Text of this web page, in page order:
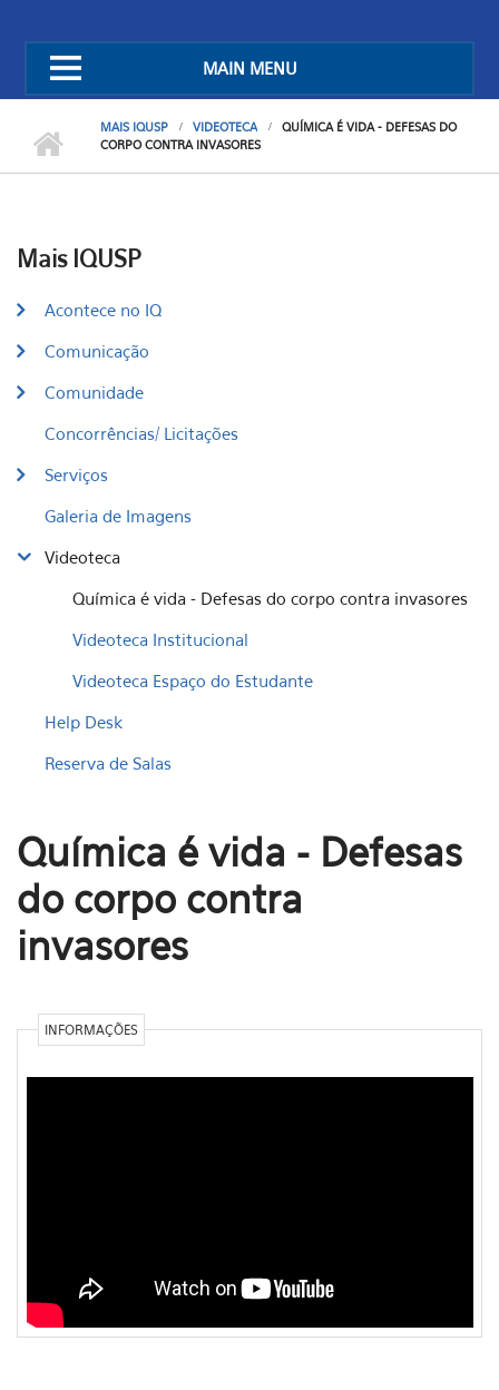
MAIN MENU
MAIS IQUSP VIDEOTECA
QUÍMICA É VIDA - DEFESAS DO
CORPO CONTRA INVASORES
Mais IQUSP
Acontece no IQ
Comunicação
Comunidade
Concorrências/ Licitações
Serviços
Galeria de Imagens
Videoteca
Química é vida - Defesas do corpo contra invasores
Videoteca Institucional
Videoteca Espaço do Estudante
Help Desk
Reserva de Salas
Química é vida - Defesas
do corpo contra
invasores
INFORMAÇÕES